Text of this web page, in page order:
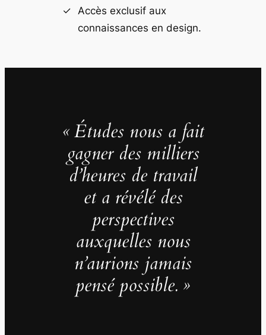
Accès exclusif aux
connaissances en design.
« Études nous a fait
gagner des milliers
d’heures de travail
et a révélé des
perspectives
auxquelles nous
n’aurions jamais
pensé possible. »